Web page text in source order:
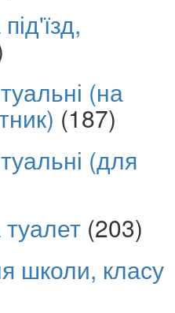
(на
(187)
(для
(203)
школи, класу